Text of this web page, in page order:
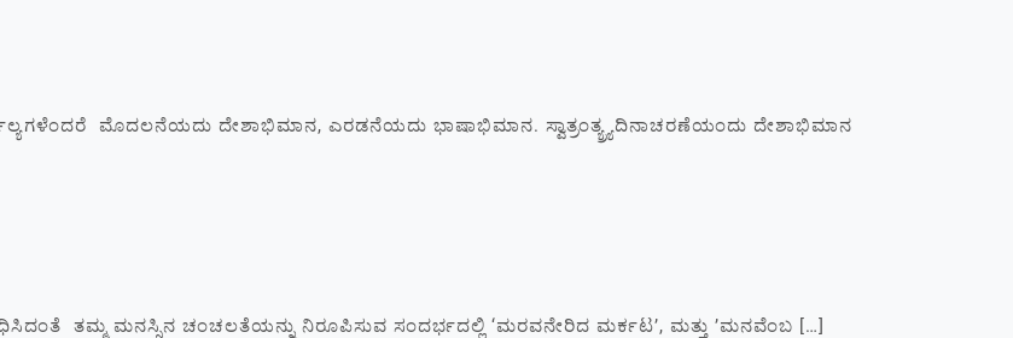
ಮೊದಲನೆಯದು ದೇಶಾಭಿಮಾನ, ಎರಡನೆಯದು ಭಾಷಾಭಿಮಾನ. ಸ್ವಾತ್ರಂತ್ಯ್ರ್ಯದಿನಾಚರಣೆಯಂದು ದೇಶಾಭಿಮಾನ
ತಮ್ಮ ಮನಸ್ಸಿನ ಚಂಚಲತೆಯನ್ನು ನಿರೂಪಿಸುವ ಸಂದರ್ಭದಲ್ಲಿ ‘ಮರವನೇರಿದ ಮರ್ಕಟ’, ಮತ್ತು ’ಮನವೆಂಬ […]